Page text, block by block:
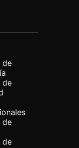
de
de
de
de